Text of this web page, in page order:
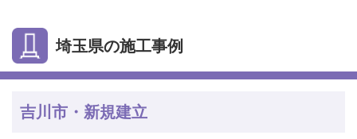
埼玉県の施工事例
吉川市・新規建立